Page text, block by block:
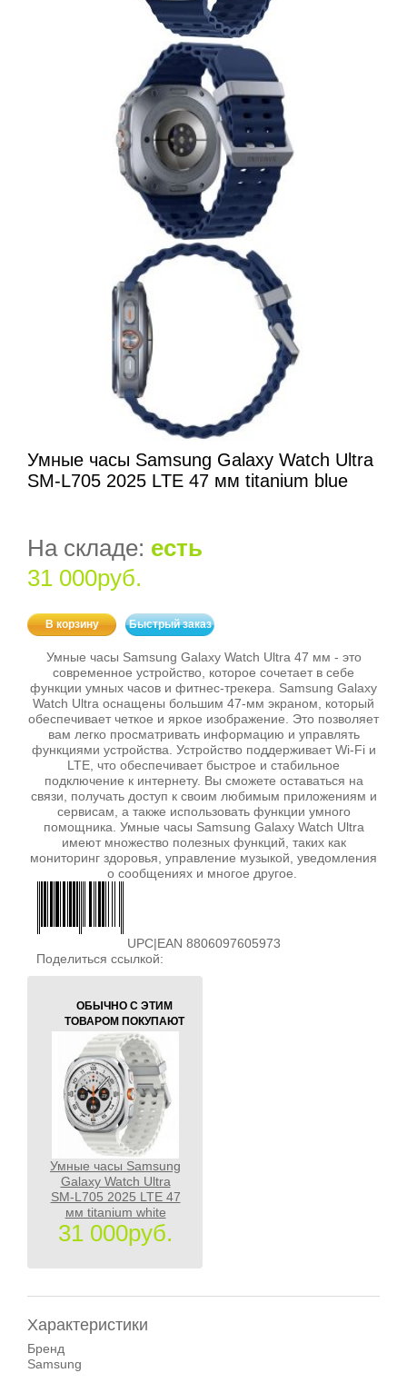
Умные часы Samsung Galaxy Watch Ultra
SM-L705 2025 LTE 47 мм titanium blue
На складе: есть
31 000руб.
В корзину Быстрый заказ
Умные часы Samsung Galaxy Watch Ultra 47 мм - это
современное устройство, которое сочетает в себе
функции умных часов и фитнес-трекера. Samsung Galaxy
Watch Ultra оснащены большим 47-мм экраном, который
обеспечивает четкое и яркое изображение. Это позволяет
вам легко просматривать информацию и управлять
функциями устройства. Устройство поддерживает Wi-Fi и
LTE, что обеспечивает быстрое и стабильное
подключение к интернету. Вы сможете оставаться на
связи, получать доступ к своим любимым приложениям и
сервисам, а также использовать функции умного
помощника. Умные часы Samsung Galaxy Watch Ultra
имеют множество полезных функций, таких как
мониторинг здоровья, управление музыкой, уведомления
о сообщениях и многое другое.
UPC|EAN 8806097605973
Поделиться ссылкой:
ОБЫЧНО С ЭТИМ
ТОВАРОМ ПОКУПАЮТ
Умные часы Samsung
Galaxy Watch Ultra
SM-L705 2025 LTE 47
мм titanium white
31 000руб.
Характеристики
Бренд
Samsung